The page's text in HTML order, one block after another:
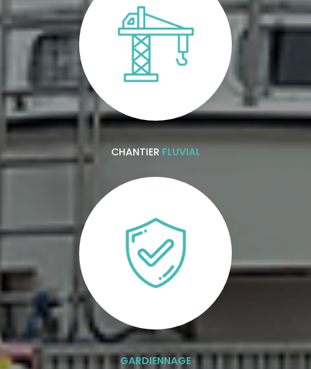
CHANTIER FLUVIAL
GARDIENNAGE